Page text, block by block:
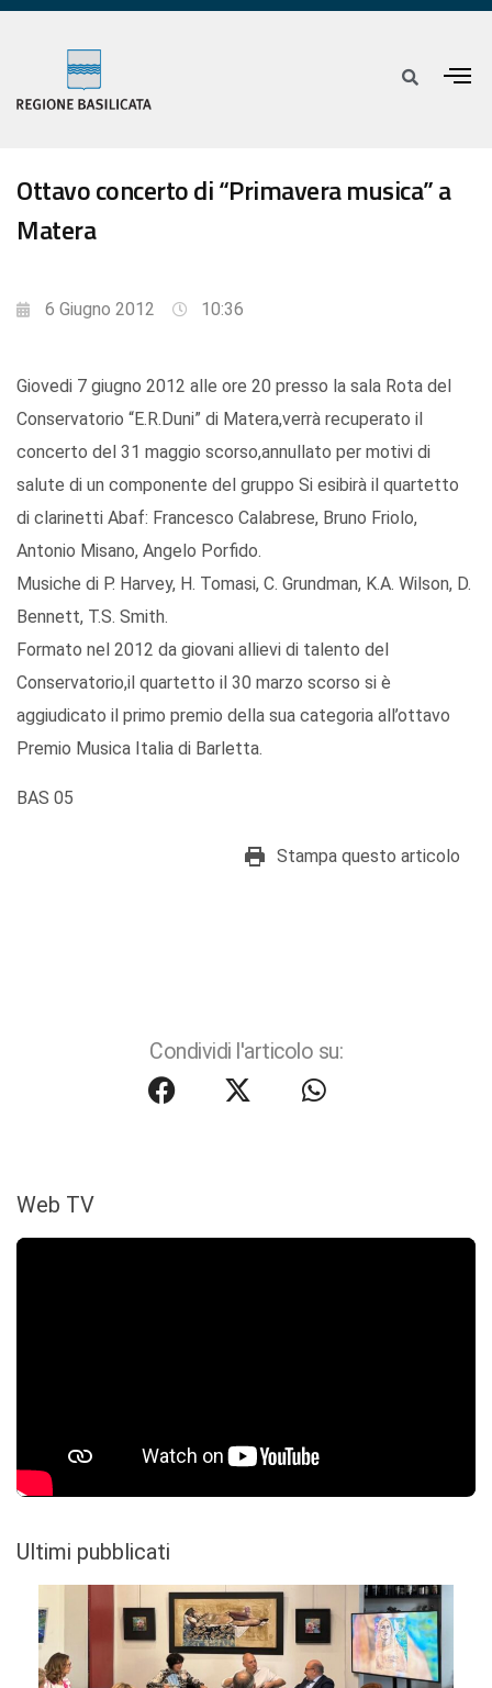
Ottavo concerto di “Primavera musica” a
Matera
6 Giugno 2012 10:36
Giovedi 7 giugno 2012 alle ore 20 presso la sala Rota del
Conservatorio “E.R.Duni” di Matera,verrà recuperato il
concerto del 31 maggio scorso,annullato per motivi di
salute di un componente del gruppo Si esibirà il quartetto
di clarinetti Abaf: Francesco Calabrese, Bruno Friolo,
Antonio Misano, Angelo Porfido.
Musiche di P. Harvey, H. Tomasi, C. Grundman, K.A. Wilson, D.
Bennett, T.S. Smith.
Formato nel 2012 da giovani allievi di talento del
Conservatorio,il quartetto il 30 marzo scorso si è
aggiudicato il primo premio della sua categoria all’ottavo
Premio Musica Italia di Barletta.
BAS 05
Stampa questo articolo
Condividi l'articolo su:
Web TV
Ultimi pubblicati